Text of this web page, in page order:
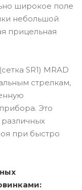
широкое поле
небольшой
прицельная
SR1) MRAD
стрелкам,
Это
при быстро